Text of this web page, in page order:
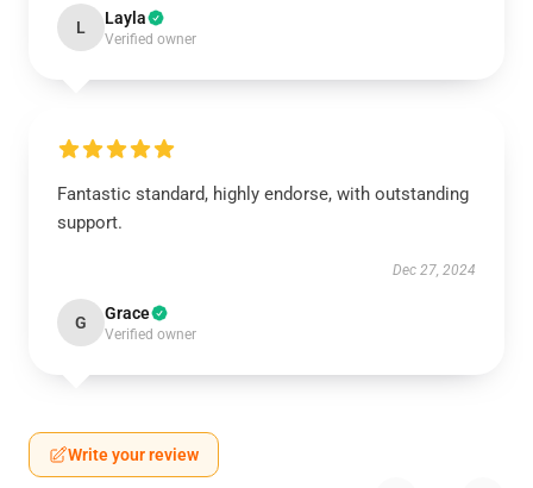
L Layla
Verified owner
Fantastic standard, highly endorse, with outstanding
support.
Dec 27, 2024
G Grace
Verified owner
Write your review